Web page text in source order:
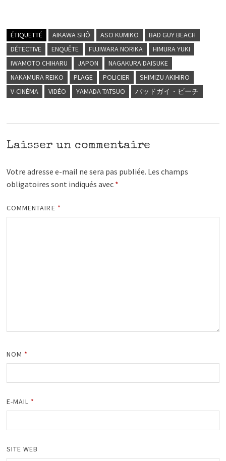
ÉTIQUETTÉ AIKAWA SHÔ ASO KUMIKO
BAD GUY BEACH
DÉTECTIVE
ENQUÊTE FUJIWARA NORIKA
HIMURA YUKI
IWAMOTO CHIHARU
JAPON
NAGAKURA DAISUKE
NAKAMURA REIKO
PLAGE POLICIER
SHIMIZU AKIHIRO
V-CINÉMA
VIDÉO YAMADA TATSUO バッドガイ・ビーチ
Laisser un commentaire
Votre adresse e-mail ne sera pas publiée. Les champs
obligatoires sont indiqués avec *
COMMENTAIRE *
NOM *
E-MAIL *
SITE WEB